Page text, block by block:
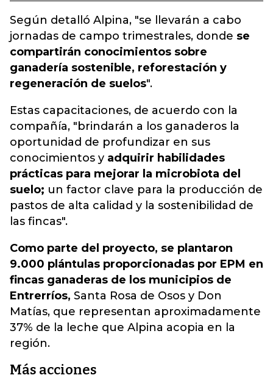
Según detalló Alpina, "se llevarán a cabo
jornadas de campo trimestrales, donde se
compartirán conocimientos sobre
ganadería sostenible, reforestación y
regeneración de suelos".
Estas capacitaciones, de acuerdo con la
compañía, "brindarán a los ganaderos la
oportunidad de profundizar en sus
conocimientos y adquirir habilidades
prácticas para mejorar la microbiota del
suelo; un factor clave para la producción de
pastos de alta calidad y la sostenibilidad de
las fincas".
Como parte del proyecto, se plantaron
9.000 plántulas proporcionadas por EPM en
fincas ganaderas de los municipios de
Entrerríos, Santa Rosa de Osos y Don
Matías, que representan aproximadamente
37% de la leche que Alpina acopia en la
región.
Más acciones